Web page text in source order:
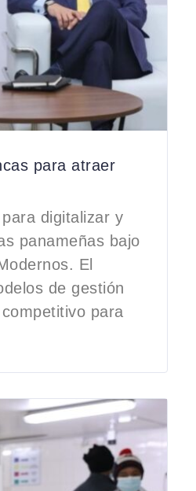
para atraer
digitalizar y
panameñas bajo
El
de gestión
para